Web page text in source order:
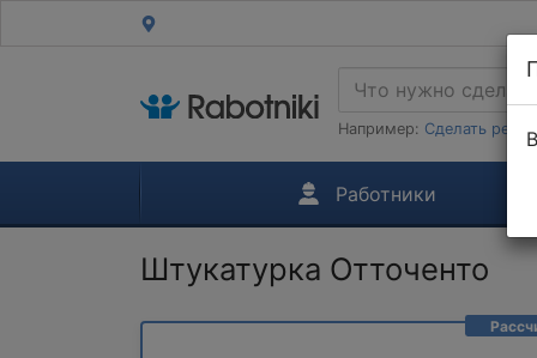
Например: Сделать
Работники
Штукатурка Отточенто